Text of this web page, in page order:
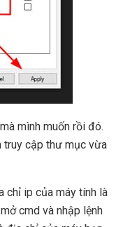
mình muốn rồi đó.
truy cập thư mục vừa
chỉ ip của máy tính là
cmd và nhập lệnh